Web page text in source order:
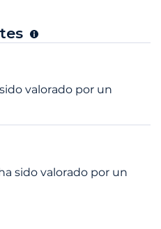
valorado por un
sido valorado por un